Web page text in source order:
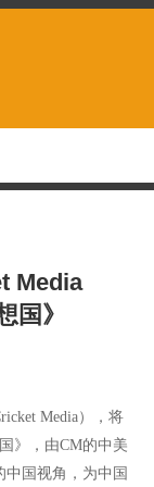
Media
国》
Media），将
》，由CM的中美
国视角，为中国